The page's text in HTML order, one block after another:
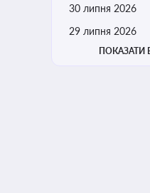
30 липня 2026
29 липня 2026
ПОКАЗАТИ